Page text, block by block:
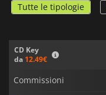
Tutte le tipologie
CD Key
da 12.49€
Commissioni